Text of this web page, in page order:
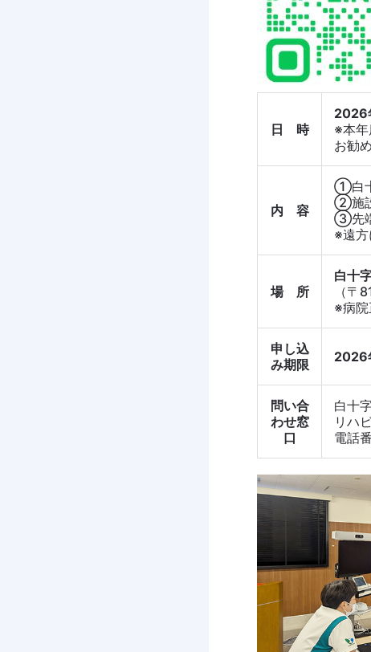
日 時
2026
※本
お勧
内 容
①白十
②施
③先
※遠
場 所
白十
（〒
※病院
申し込
み期限
2026
問い合
わせ窓
口
白十
リハ
電話